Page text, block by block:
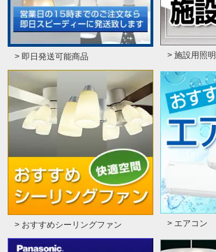
> 即日発送可能商品 > 施設用照明
> おすすめシーリングファン > エアコン